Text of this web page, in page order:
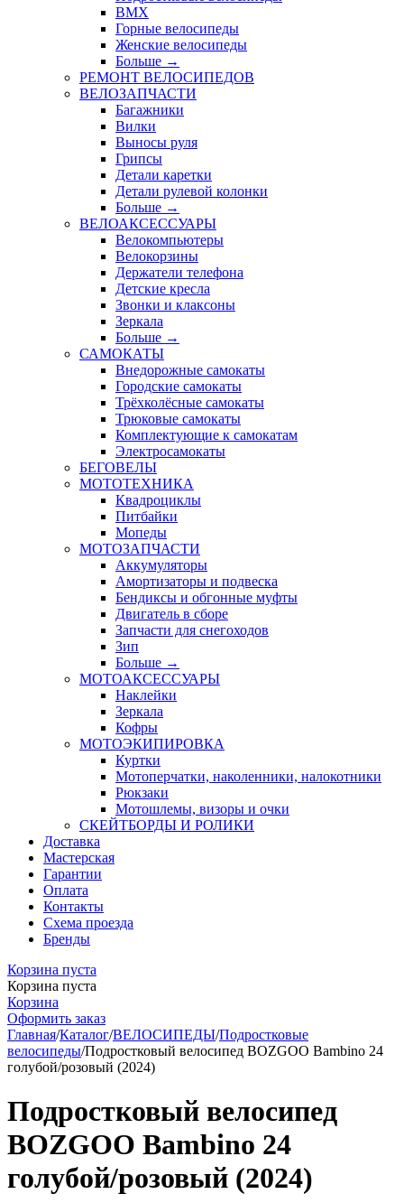
BMX
Горные велосипеды
Женские велосипеды
Больше →
РЕМОНТ ВЕЛОСИПЕДОВ
ВЕЛОЗАПЧАСТИ
Багажники
Вилки
Выносы руля
Грипсы
Детали каретки
Детали рулевой колонки
Больше →
ВЕЛОАКСЕССУАРЫ
Велокомпьютеры
Велокорзины
Держатели телефона
Детские кресла
Звонки и клаксоны
Зеркала
Больше →
САМОКАТЫ
Внедорожные самокаты
Городские самокаты
Трёхколёсные самокаты
Трюковые самокаты
Комплектующие к самокатам
Электросамокаты
БЕГОВЕЛЫ
МОТОТЕХНИКА
Квадроциклы
Питбайки
Мопеды
МОТОЗАПЧАСТИ
Аккумуляторы
Амортизаторы и подвеска
Бендиксы и обгонные муфты
Двигатель в сборе
Запчасти для снегоходов
Зип
Больше →
МОТОАКСЕССУАРЫ
Наклейки
Зеркала
Кофры
МОТОЭКИПИРОВКА
Куртки
Мотоперчатки, наколенники, налокотники
Рюкзаки
Мотошлемы, визоры и очки
СКЕЙТБОРДЫ И РОЛИКИ
Доставка
Мастерская
Гарантии
Оплата
Контакты
Схема проезда
Бренды
Корзина пуста
Корзина пуста
Корзина
Оформить заказ
Главная/Каталог/ВЕЛОСИПЕДЫ/Подростковые
велосипеды/Подростковый велосипед BOZGOO Bambino 24
голубой/розовый (2024)
Подростковый велосипед
BOZGOO Bambino 24
голубой/розовый (2024)